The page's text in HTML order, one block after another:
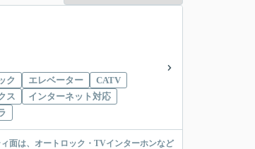
ク エレベーター
CATV
ス
インターネット対応
面は、オートロック・TVインターホンなど